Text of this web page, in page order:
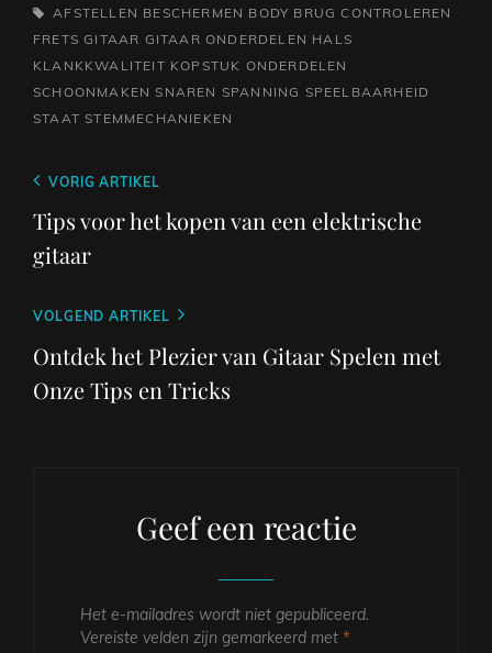
TAGS,AFSTELLEN BESCHERMEN BODY BRUG CONTROLEREN
FRETS GITAAR GITAAR ONDERDELEN HALS
KLANKKWALITEIT KOPSTUK ONDERDELEN
SCHOONMAKEN SNAREN SPANNING SPEELBAARHEID
STAAT STEMMECHANIEKEN
Berichtnavigatie
Vorig
bericht
VORIG ARTIKEL
Tips voor het kopen van een elektrische
gitaar
Volgend
bericht
VOLGEND ARTIKEL
Ontdek het Plezier van Gitaar Spelen met
Onze Tips en Tricks
Geef een reactie
Het e-mailadres wordt niet gepubliceerd.
Vereiste velden zijn gemarkeerd met *